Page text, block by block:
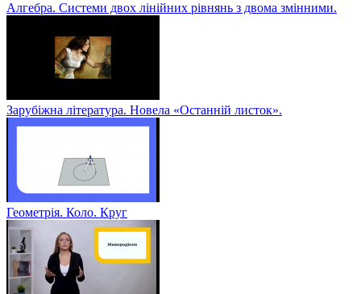
Алгебра. Системи двох лінійних рівнянь з двома змінними.
Зарубіжна література. Новела «Останній листок».
Геометрія. Коло. Круг